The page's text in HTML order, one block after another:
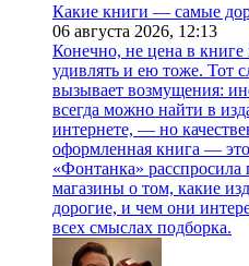
Какие книги — самые
06 августа 2026, 12:13
Конечно, не цена в
удивлять и ею тоже. Тот
вызывает возмущения:
всегда можно найти в
интернете, — но
оформленная книга —
«Фонтанка»
магазины о том, какие
дорогие, и чем они
всех смыслах подборка.